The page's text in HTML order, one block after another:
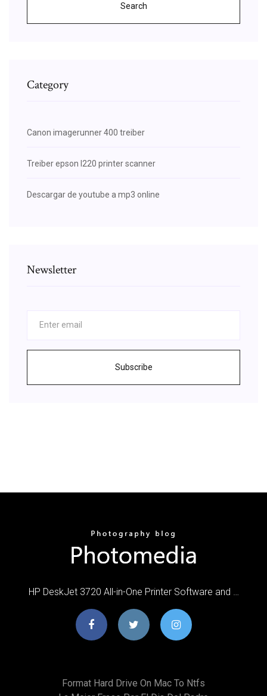
Search
Category
Canon imagerunner 400 treiber
Treiber epson l220 printer scanner
Descargar de youtube a mp3 online
Newsletter
Subscribe
HP DeskJet 3720 All-in-One Printer Software and …
Format Hard Drive On Mac To Ntfs